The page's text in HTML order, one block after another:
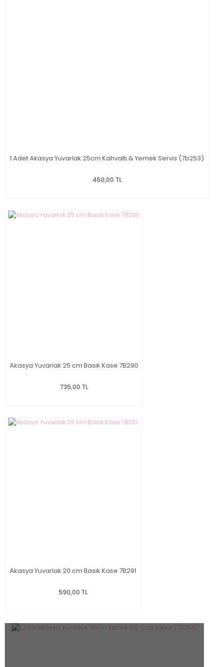
1 Adet Akasya Yuvarlak 25cm Kahvaltı & Yemek Servis (7b253)
450,00 TL
Akasya Yuvarlak 25 cm Basık Kase 7B290
735,00 TL
Akasya Yuvarlak 20 cm Basık Kase 7B291
590,00 TL